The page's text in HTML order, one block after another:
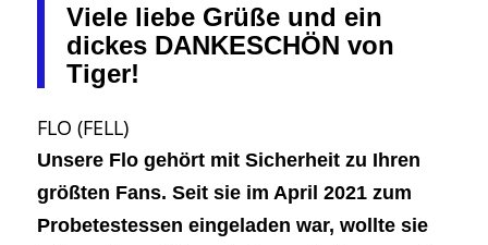
Viele liebe Grüße und ein
dickes DANKESCHÖN von
Tiger!
FLO (FELL)
Unsere Flo gehört mit Sicherheit zu Ihren
größten Fans. Seit sie im April 2021 zum
Probetestessen eingeladen war, wollte sie